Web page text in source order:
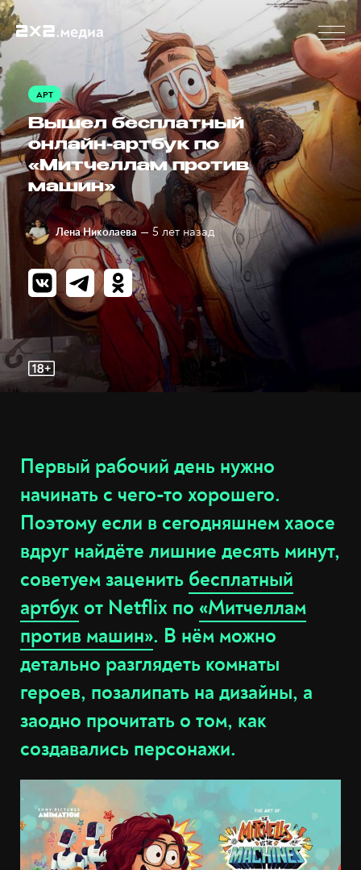
АРТ
Вышел бесплатный
онлайн-артбук по
«Митчеллам против
машин»
Лена Николаева — 5 лет назад
Первый рабочий день нужно
начинать с чего-то хорошего.
Поэтому если в сегодняшнем хаосе
вдруг найдёте лишние десять минут,
советуем заценить бесплатный
артбук от Netflix по «Митчеллам
против машин». В нём можно
детально разглядеть комнаты
героев, позалипать на дизайны, а
заодно прочитать о том, как
создавались персонажи.